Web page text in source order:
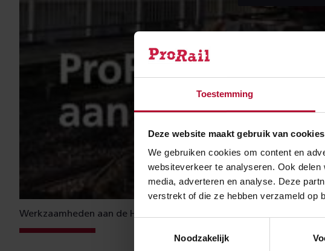
Toestemming
Deze website maakt gebruik van cookies
We gebruiken cookies om content en
websiteverkeer te analyseren. Ook
media, adverteren en analyse. Deze
verstrekt of die ze hebben verzameld op
Noodzakelijk
Werkzaamheden aan de Hofbogen Rotterdam